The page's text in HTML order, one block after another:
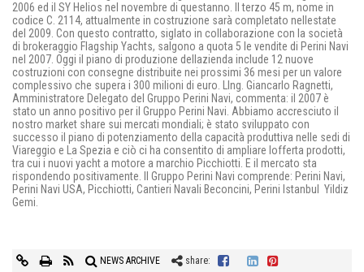
2006 ed il SY Helios nel novembre di questanno. Il terzo 45 m, nome in
codice C. 2114, attualmente in costruzione sarà completato nellestate
del 2009. Con questo contratto, siglato in collaborazione con la società
di brokeraggio Flagship Yachts, salgono a quota 5 le vendite di Perini Navi
nel 2007. Oggi il piano di produzione dellazienda include 12 nuove
costruzioni con consegne distribuite nei prossimi 36 mesi per un valore
complessivo che supera i 300 milioni di euro. LIng. Giancarlo Ragnetti,
Amministratore Delegato del Gruppo Perini Navi, commenta: il 2007 è
stato un anno positivo per il Gruppo Perini Navi. Abbiamo accresciuto il
nostro market share sui mercati mondiali; è stato sviluppato con
successo il piano di potenziamento della capacità produttiva nelle sedi di
Viareggio e La Spezia e ciò ci ha consentito di ampliare lofferta prodotti,
tra cui i nuovi yacht a motore a marchio Picchiotti. E il mercato sta
rispondendo positivamente. Il Gruppo Perini Navi comprende: Perini Navi,
Perini Navi USA, Picchiotti, Cantieri Navali Beconcini, Perini Istanbul  Yildiz
Gemi.
NEWS ARCHIVE share: